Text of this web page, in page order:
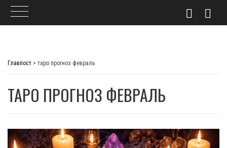
Главпост > таро прогноз февраль
ТАРО ПРОГНОЗ ФЕВРАЛЬ